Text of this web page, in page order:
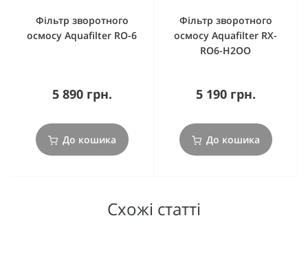
Фільтр зворотного
осмосу Aquafilter RO-6
5 890 грн.
До кошика
Фільтр зворотного
осмосу Aquafilter RX-
RO6-H2OO
5 190 грн.
До кошика
Схожі статті